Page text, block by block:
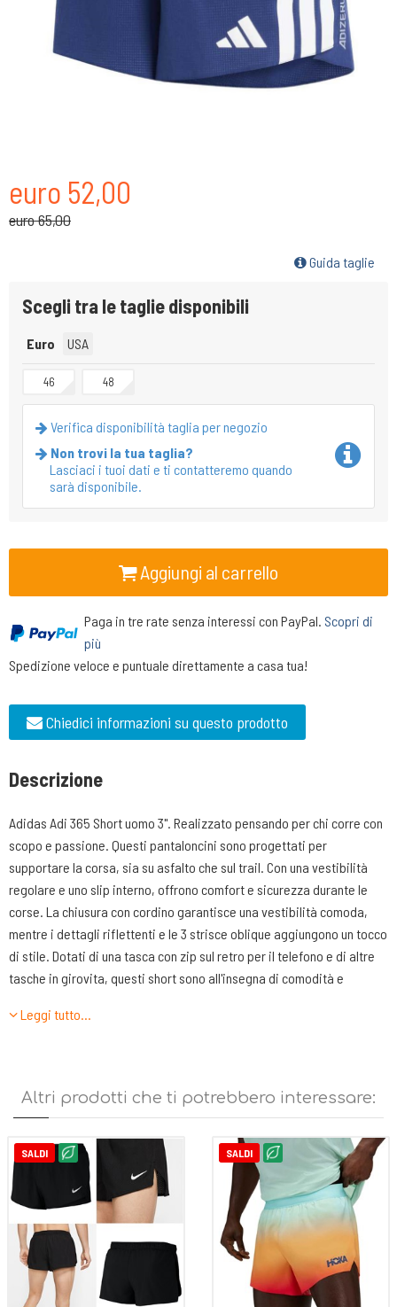
euro 52,00
euro 65,00
Guida taglie
Scegli tra le taglie disponibili
Euro USA
46 48
Verifica disponibilità taglia per negozio
Non trovi la tua taglia?
Lasciaci i tuoi dati e ti contatteremo quando
sarà disponibile.
Aggiungi al carrello
Paga in tre rate senza interessi con PayPal. Scopri di
più
Spedizione veloce e puntuale direttamente a casa tua!
Chiedici informazioni su questo prodotto
Descrizione
Adidas Adi 365 Short uomo 3". Realizzato pensando per chi corre con
scopo e passione. Questi pantaloncini sono progettati per
supportare la corsa, sia su asfalto che sul trail. Con una vestibilità
regolare e uno slip interno, offrono comfort e sicurezza durante le
corse. La chiusura con cordino garantisce una vestibilità comoda,
mentre i dettagli riflettenti e le 3 strisce oblique aggiungono un tocco
di stile. Dotati di una tasca con zip sul retro per il telefono e di altre
tasche in girovita, questi short sono all'insegna di comodità e
tessuti high-tech aiuta a sentirsi pronti per lo sport.
•Vestibilità regolare
•100% poliestere (100% riciclato)
•tecnologia CLIMA365
•Tasca posteriore con zip
•Tasche portaoggetti
•3 Strisce oblique
Leggi tutto…
Altri prodotti che ti potrebbero interessare:
SALDI SALDI